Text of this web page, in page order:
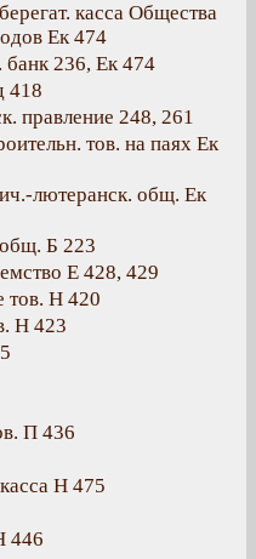
касса Общества
Ек 474
банк 236, Ек 474
418
правление 248, 261
тов. на паях Ек
лютеранск. общ. Ек
общ. Б 223
Е 428, 429
тов. Н 420
Н 423
П 436
Н 475
446